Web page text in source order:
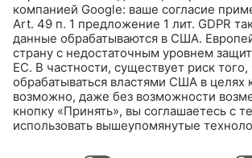
Дизайн и реализация +| LOUIS